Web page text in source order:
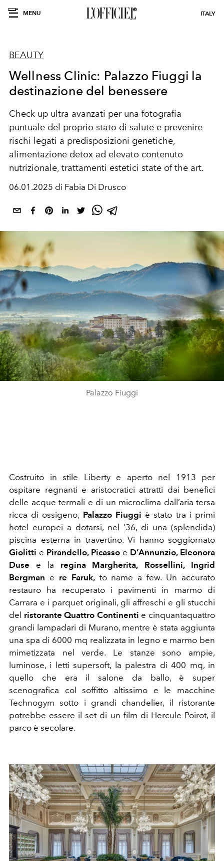
MENU ITALY
BEAUTY
Wellness Clinic: Palazzo Fiuggi la
destinazione del benessere
Check up ultra avanzati per una fotografia
puntuale del proprio stato di salute e prevenire
rischi legati a predisposizioni genetiche,
alimentazione detox ad elevato contenuto
nutrizionale, trattamenti estetici state of the art.
06.01.2025 di Fabia Di Drusco
Palazzo Fiuggi
Costruito in stile Liberty e aperto nel 1913 per
ospitare regnanti e aristocratici attratti dai benefici
delle acque termali e di un microclima dall’aria tersa
ricca di ossigeno, Palazzo Fiuggi è stato tra i primi
hotel europei a dotarsi, nel ’36, di una (splendida)
piscina esterna in travertino. Vi hanno soggiornato
Giolitti e Pirandello, Picasso e D’Annunzio, Eleonora
Duse e la regina Margherita,
Rossellini, Ingrid
Bergman e re Faruk,to name a few. Un accurato
restauro ha recuperato i pavimenti in marmo di
Carrara e i parquet originali, gli affreschi e gli stucchi
del ristorante Quattro Continenti e cinquantaquattro
grandi lampadari di Murano, mentre è stata aggiunta
una spa di 6000 mq realizzata in legno e marmo ben
mimetizzata nel verde. Le stanze sono ampie,
luminose, i letti supersoft, la palestra di 400 mq, in
quello che era il salone da ballo, è super
scenografica col soffitto altissimo e le macchine
Technogym sotto i grandi chandelier, il ristorante
potrebbe essere il set di un film di Hercule Poirot, il
parco è secolare.